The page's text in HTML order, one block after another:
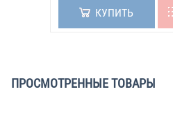
КУПИТЬ
ПРОСМОТРЕННЫЕ ТОВАРЫ